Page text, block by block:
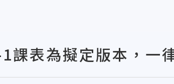
1課表為擬定版本，